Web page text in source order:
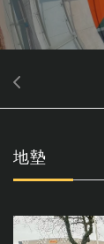
地墊